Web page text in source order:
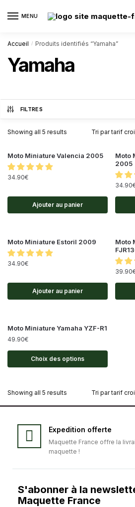
MENU
Accueil / Produits identifiés “Yamaha”
Yamaha
FILTRES
Showing all 5 results
Moto Miniature Valencia 2005
34.90€
Ajouter au panier
Moto
2005
34.90
Moto Miniature Estoril 2009
34.90€
Ajouter au panier
Moto
39.90
Moto Miniature Yamaha YZF-R1
49.90€
Choix des options
Showing all 5 results
Expedition offerte
Maquette France offre la
maquette !
S'abonner à la
Maquette France